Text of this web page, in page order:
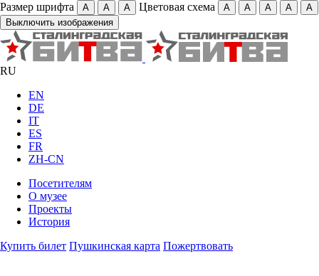
Размер шрифта А А А Цветовая схема А А А А
А
Выключить изображения
RU
EN
DE
IT
ES
FR
ZH-CN
Посетителям
О музее
Проекты
История
Купить билет Пушкинская карта Пожертвовать